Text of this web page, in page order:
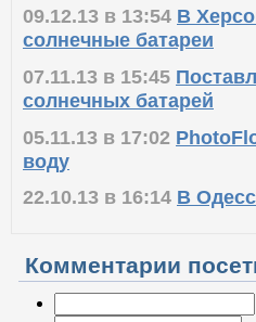
09.12.13 в 13:54 В
солнечные батареи
07.11.13 в 15:45
солнечных батарей
05.11.13 в 17:02
воду
22.10.13 в 16:14 В
Комментарии